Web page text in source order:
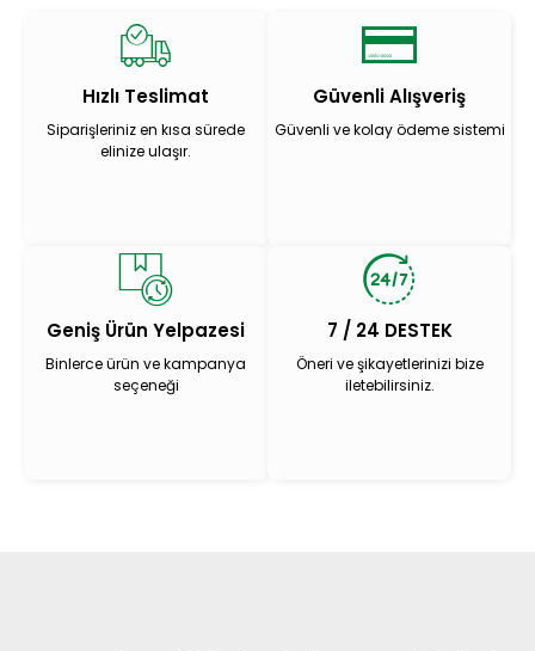
Hızlı Teslimat
Siparişleriniz en kısa sürede
elinize ulaşır.
Güvenli Alışveriş
Güvenli ve kolay ödeme sistemi
Geniş Ürün Yelpazesi
Binlerce ürün ve kampanya
seçeneği
7 / 24 DESTEK
Öneri ve şikayetlerinizi bize
iletebilirsiniz.